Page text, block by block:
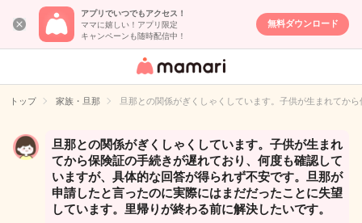
アプリでいつでもアクセス！
ママに嬉しい！アプリ限定
キャンペーンも随時配信中！
無料ダウンロード
女性専用匿名QA
イト
トップ 家族・旦那 旦那との関係がぎくしゃくしています。子供が生まれてか
旦那との関係がぎくしゃくしています。子供が生まれ
てから保険証の手続きが遅れており、何度も確認して
いますが、具体的な回答が得られず不安です。旦那が
申請したと言ったのに実際にはまだだったことに失望
しています。里帰りが終わる前に解決したいです。